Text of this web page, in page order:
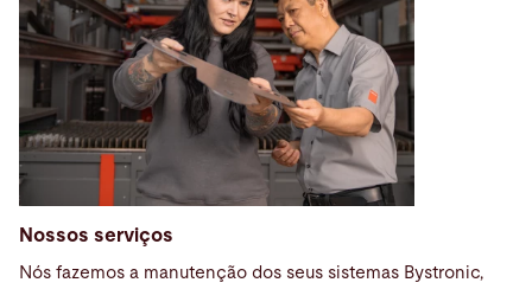
Nossos serviços
Nós fazemos a manutenção dos seus sistemas Bystronic,